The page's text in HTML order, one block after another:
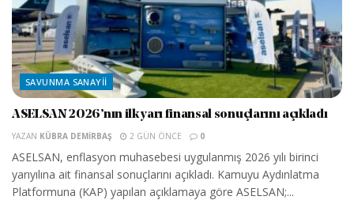
SAVUNMA SANAYII
ASELSAN 2026’nın ilk yarı finansal sonuçlarını açıkladı
YAZAN KÜBRA DEMIRBAŞ 2 GÜN ÖNCE 0
ASELSAN, enflasyon muhasebesi uygulanmış 2026 yılı birinci
yarıyılına ait finansal sonuçlarını açıkladı. Kamuyu Aydınlatma
Platformuna (KAP) yapılan açıklamaya göre ASELSAN;...